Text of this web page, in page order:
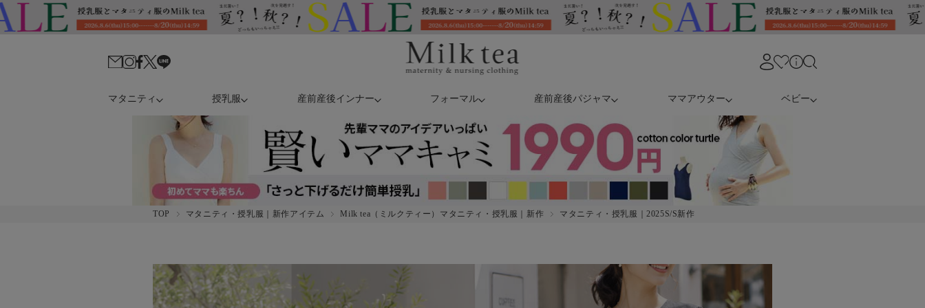
マタニティ 授乳服 産前産後インナー フォーマル 産前産後パジャマ ママアウター ベビー
TOP マタニティ・授乳服｜新作アイテム Milk tea（ミルクティー）マタニティ・授乳服｜新作 マタニティ・授乳服｜2025S/S新作